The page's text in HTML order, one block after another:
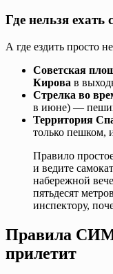
Где нельзя ехать
А где ездить просто
Советская
Кирова в
Стрелка во
в июне) —
Территория
только пешком,
Правило
и ведите
набережной
пятьдесят
инспектору,
Правила
прилетит